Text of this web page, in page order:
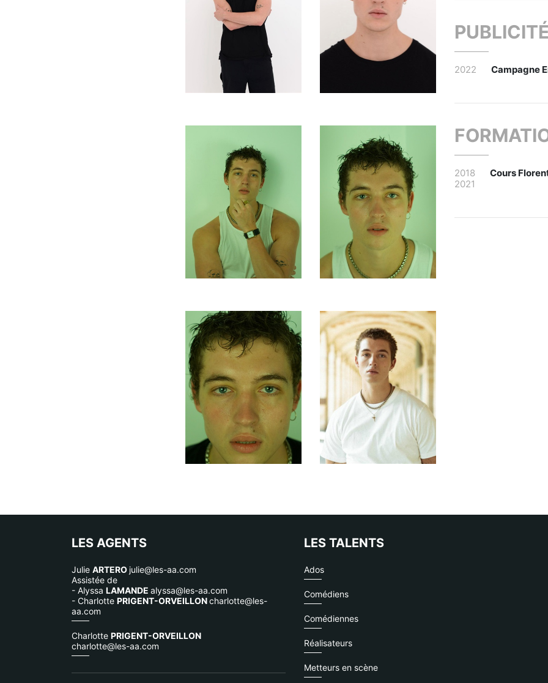
PUBLICITÉ
2022 Campagne
2018
2021
Cours
LES AGENTS
Julie ARTERO julie@les-aa.com
Assistée de
- Alyssa LAMANDE alyssa@les-aa.com
- Charlotte PRIGENT-ORVEILLONcharlotte@les-
aa.com
Charlotte PRIGENT-ORVEILLON
charlotte@les-aa.com
LES TALENTS
Ados
Comédiens
Comédiennes
Réalisateurs
Metteurs en scène